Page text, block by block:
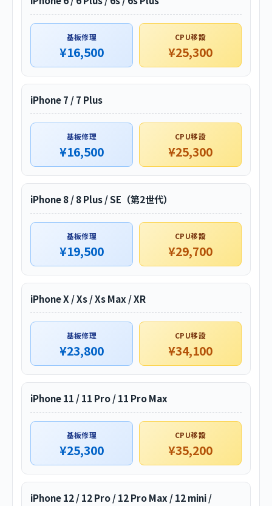
基板修理
¥16,500
CPU移設
¥25,300
iPhone 7 / 7 Plus
基板修理
¥16,500
CPU移設
¥25,300
iPhone 8 / 8 Plus / SE（第2世代）
基板修理
¥19,500
CPU移設
¥29,700
iPhone X / Xs / Xs Max / XR
基板修理
¥23,800
CPU移設
¥34,100
iPhone 11 / 11 Pro / 11 Pro Max
基板修理
¥25,300
CPU移設
¥35,200
iPhone 12 / 12 Pro / 12 Pro Max / 12 mini /